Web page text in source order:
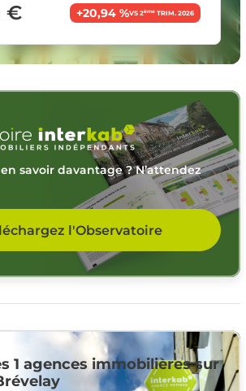
€ +20,94 %VS 2èmeTRIM. 2026
savoir davantage ? N’attendez
l'Observatoire
1 agences immobilières sur